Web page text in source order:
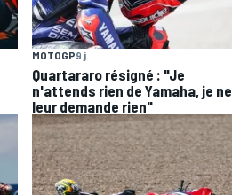
MOTOGP9 j
Quartararo résigné : "Je
n'attends rien de Yamaha, je ne
leur demande rien"